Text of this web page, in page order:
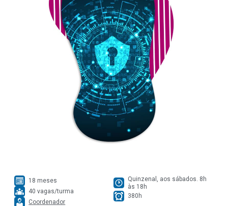
18 meses
40 vagas/turma
Coordenador
Quinzenal, aos sábados. 8h
às 18h
380h